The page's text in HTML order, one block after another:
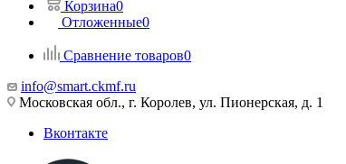
Корзина0
Отложенные0
Сравнение товаров0
info@smart.ckmf.ru
Московская обл., г. Королев, ул. Пионерская, д. 1
Вконтакте